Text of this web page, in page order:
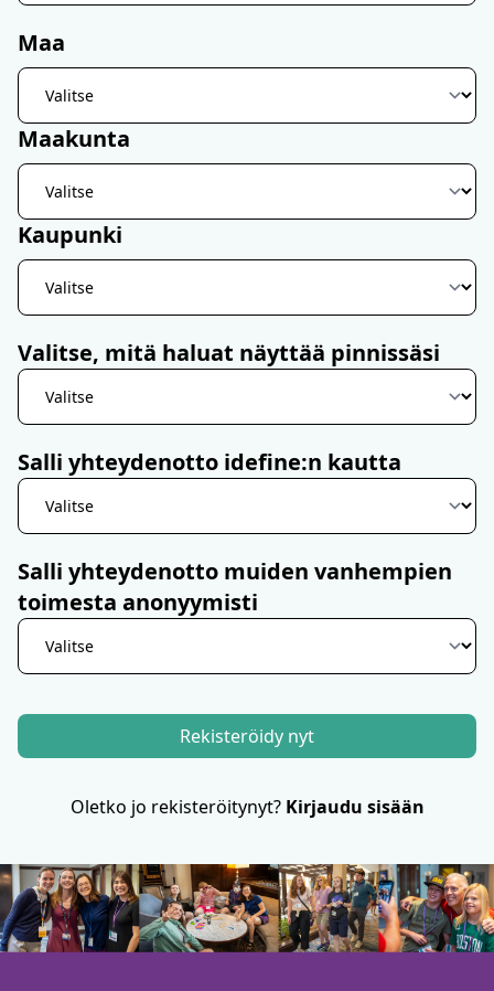
Maa
Maakunta
Kaupunki
Valitse, mitä haluat näyttää pinnissäsi
Salli yhteydenotto idefine:n kautta
Salli yhteydenotto muiden vanhempien
toimesta anonyymisti
Rekisteröidy nyt
Oletko jo rekisteröitynyt? Kirjaudu sisään